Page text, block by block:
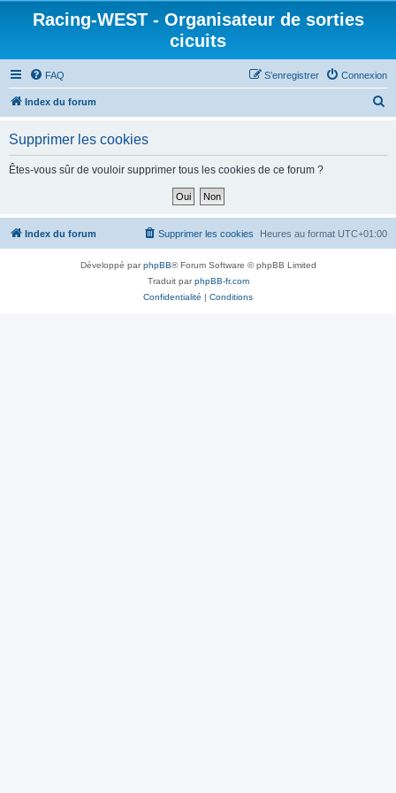
Racing-WEST - Organisateur de sorties
cicuits
FAQ Connexion
S’enregistrer
Index du forum
h
Supprimer les cookies
Êtes-vous sûr de vouloir supprimer tous les cookies de ce forum ?
Index du forum Heures au format UTC+01:00
Supprimer les cookies
Développé parphpBB® Forum Software © phpBB Limited
Traduit parphpBB-fr.com
Confidentialité | Conditions